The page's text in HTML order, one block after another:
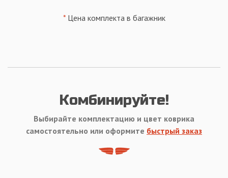
*Цена комплекта в багажник
Комбинируйте!
Выбирайте комплектацию и цвет коврика
самостоятельно или оформите быстрый заказ